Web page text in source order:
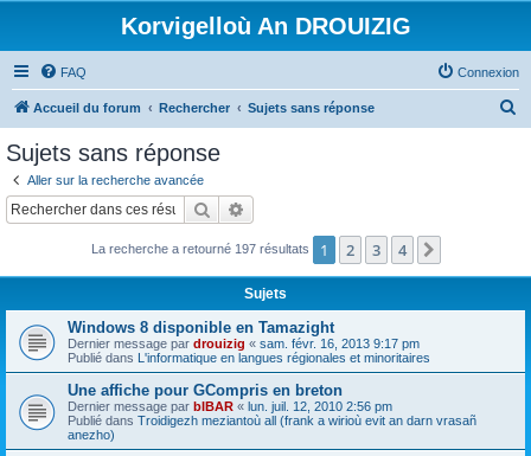
Korvigelloù An DROUIZIG
FAQ Connexion
Accueil du forum Rechercher Sujets sans réponse
c
Sujets sans réponse
Aller sur la recherche avancée
Rechercher
La recherche a retourné 197 résultats 1 2 3 4
Sujets
Windows 8 disponible en Tamazight
Dernier message par drouizig « sam. févr. 16, 2013 9:17 pm
Publié dans L'informatique en langues régionales et minoritaires
Une affiche pour GCompris en breton
Dernier message par bIBAR « lun. juil. 12, 2010 2:56 pm
Publié dans Troidigezh meziantoù all (frank a wirioù evit an darn vrasañ
anezho)